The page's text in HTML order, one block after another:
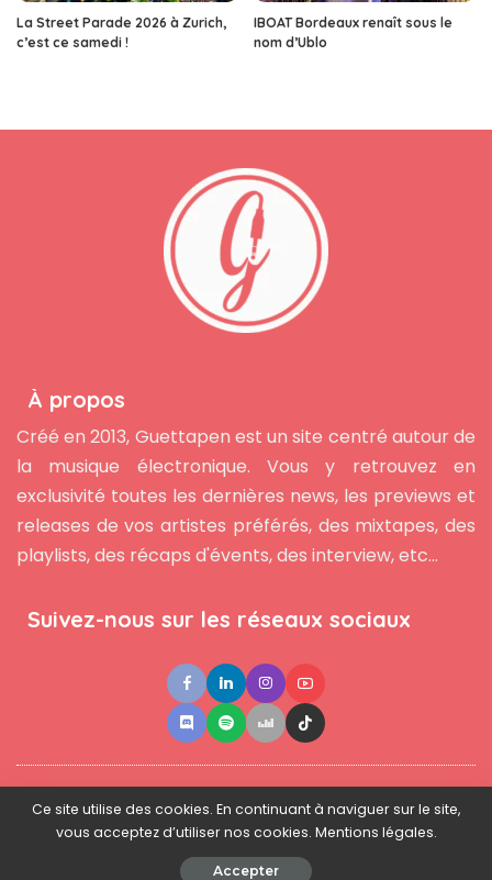
La Street Parade 2026 à Zurich,
c’est ce samedi !
IBOAT Bordeaux renaît sous le
nom d’Ublo
À propos
Créé en 2013, Guettapen est un site centré autour de
la musique électronique. Vous y retrouvez en
exclusivité toutes les dernières news, les previews et
releases de vos artistes préférés, des mixtapes, des
playlists, des récaps d'évents, des interview, etc...
Suivez-nous sur les réseaux sociaux
Contact ●Newsletter ● L'équipe ● Mentions légales
© 2025 - www.guettapen.com - Tous droits réservés.
Ce site utilise des cookies. En continuant à naviguer sur le site,
vous acceptez d’utiliser nos cookies. Mentions légales.
Accepter